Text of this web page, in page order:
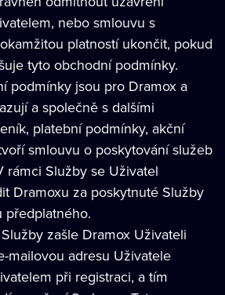
nebo smlouvu s
platností ukončit, pokud
tyto obchodní podmínky.
podmínky jsou pro Dramox a
a společně s dalšími
platební podmínky, akční
smlouvu o poskytování služeb
rámci Služby se Uživatel
Dramoxu za poskytnuté Služby
předplatného.
zašle Dramox Uživateli
mailovou adresu Uživatele
při registraci, a tím